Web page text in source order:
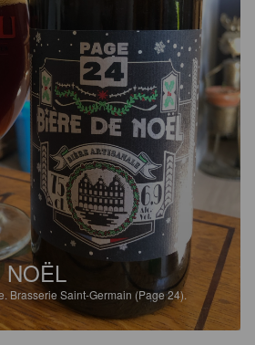
NOËL
Brasserie Saint-Germain (Page 24).